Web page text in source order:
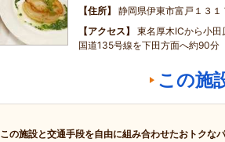
住所
静岡県伊東市富戸１３１
アクセス
東名厚木ICから小
国道135号線を下田方面へ約90分
この施
この施設と交通手段を自由に組み合わせたおトクな